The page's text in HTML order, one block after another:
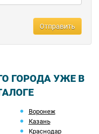
Отправить
ГОРОДА УЖЕ В
Воронеж
Казань
Краснодар